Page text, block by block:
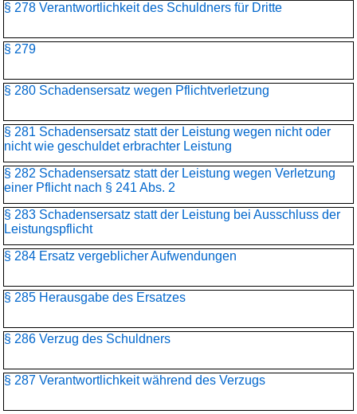
§ 278 Verantwortlichkeit des Schuldners für Dritte
§ 279
§ 280 Schadensersatz wegen Pflichtverletzung
§ 281 Schadensersatz statt der Leistung wegen nicht oder
nicht wie geschuldet erbrachter Leistung
§ 282 Schadensersatz statt der Leistung wegen Verletzung
einer Pflicht nach § 241 Abs. 2
§ 283 Schadensersatz statt der Leistung bei Ausschluss der
Leistungspflicht
§ 284 Ersatz vergeblicher Aufwendungen
§ 285 Herausgabe des Ersatzes
§ 286 Verzug des Schuldners
§ 287 Verantwortlichkeit während des Verzugs